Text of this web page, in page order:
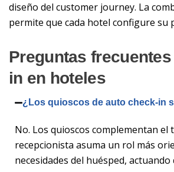
diseño del customer journey. La
permite que cada hotel configure
Preguntas
in en hoteles
¿Los quioscos de auto check-in
No. Los quioscos complementan
recepcionista asuma un rol más
necesidades del huésped,